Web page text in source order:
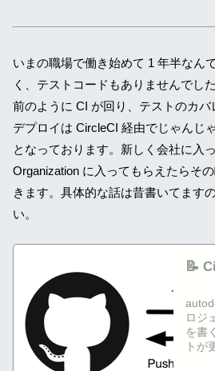
いまの職場で働き始めて 1 年半なん
く、テストコードもありませんでし
前のように CI が回り、テストのカバ
デプロイは CircleCI 経由でじゃんじ
となっております。新しく会社に入
Organization に入ってもらえたらそ
きます。具体的な話は昔書いてます
い。
📝
メ
ロジ
を書
トが